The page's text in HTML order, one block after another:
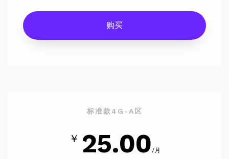
购买
标准款4G-A区
￥ 25.00/月